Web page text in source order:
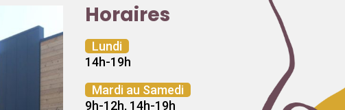
Horaires
Lundi
14h-19h
Mardi au Samedi
9h-12h, 14h-19h